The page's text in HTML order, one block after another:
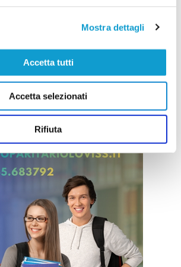
Mostra dettagli
Accetta tutti
Accetta selezionati
Rifiuta